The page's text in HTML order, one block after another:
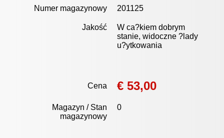
Numer magazynowy 201125
Jakość
W ca?kiem dobrym
stanie, widoczne ?lady
u?ytkowania
Cena € 53,00
Magazyn / Stan
magazynowy
0